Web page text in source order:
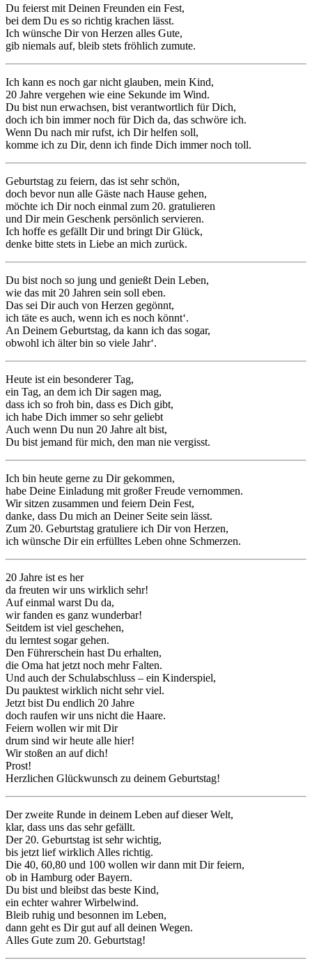
Du feierst mit Deinen Freunden ein Fest,
bei dem Du es so richtig krachen lässt.
Ich wünsche Dir von Herzen alles Gute,
gib niemals auf, bleib stets fröhlich zumute.
Ich kann es noch gar nicht glauben, mein Kind,
20 Jahre vergehen wie eine Sekunde im Wind.
Du bist nun erwachsen, bist verantwortlich für Dich,
doch ich bin immer noch für Dich da, das schwöre ich.
Wenn Du nach mir rufst, ich Dir helfen soll,
komme ich zu Dir, denn ich finde Dich immer noch toll.
Geburtstag zu feiern, das ist sehr schön,
doch bevor nun alle Gäste nach Hause gehen,
möchte ich Dir noch einmal zum 20. gratulieren
und Dir mein Geschenk persönlich servieren.
Ich hoffe es gefällt Dir und bringt Dir Glück,
denke bitte stets in Liebe an mich zurück.
Du bist noch so jung und genießt Dein Leben,
wie das mit 20 Jahren sein soll eben.
Das sei Dir auch von Herzen gegönnt,
ich täte es auch, wenn ich es noch könnt‘.
An Deinem Geburtstag, da kann ich das sogar,
obwohl ich älter bin so viele Jahr‘.
Heute ist ein besonderer Tag,
ein Tag, an dem ich Dir sagen mag,
dass ich so froh bin, dass es Dich gibt,
ich habe Dich immer so sehr geliebt
Auch wenn Du nun 20 Jahre alt bist,
Du bist jemand für mich, den man nie vergisst.
Ich bin heute gerne zu Dir gekommen,
habe Deine Einladung mit großer Freude vernommen.
Wir sitzen zusammen und feiern Dein Fest,
danke, dass Du mich an Deiner Seite sein lässt.
Zum 20. Geburtstag gratuliere ich Dir von Herzen,
ich wünsche Dir ein erfülltes Leben ohne Schmerzen.
20 Jahre ist es her
da freuten wir uns wirklich sehr!
Auf einmal warst Du da,
wir fanden es ganz wunderbar!
Seitdem ist viel geschehen,
du lerntest sogar gehen.
Den Führerschein hast Du erhalten,
die Oma hat jetzt noch mehr Falten.
Und auch der Schulabschluss – ein Kinderspiel,
Du pauktest wirklich nicht sehr viel.
Jetzt bist Du endlich 20 Jahre
doch raufen wir uns nicht die Haare.
Feiern wollen wir mit Dir
drum sind wir heute alle hier!
Wir stoßen an auf dich!
Prost!
Herzlichen Glückwunsch zu deinem Geburtstag!
Der zweite Runde in deinem Leben auf dieser Welt,
klar, dass uns das sehr gefällt.
Der 20. Geburtstag ist sehr wichtig,
bis jetzt lief wirklich Alles richtig.
Die 40, 60,80 und 100 wollen wir dann mit Dir feiern,
ob in Hamburg oder Bayern.
Du bist und bleibst das beste Kind,
ein echter wahrer Wirbelwind.
Bleib ruhig und besonnen im Leben,
dann geht es Dir gut auf all deinen Wegen.
Alles Gute zum 20. Geburtstag!